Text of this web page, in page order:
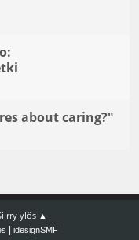
about caring?"
ylös ▲
idesignSMF